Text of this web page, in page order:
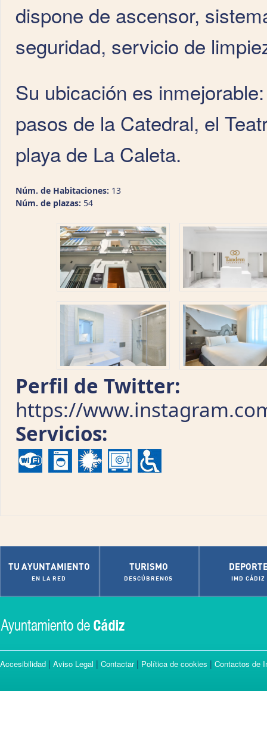
dispone de ascensor,
seguridad, servicio de
Su ubicación es
pasos de la Catedral, el
playa de La Caleta.
Núm. de Habitaciones: 13
Núm. de plazas: 54
Perfil de Twitter:
https://
Servicios:
TU AYUNTAMIENTO
EN LA RED
TURISMO
DESCÚBRENOS IMD CÁDIZ
Accesibilidad | Aviso Legal | Contactar| Política de cookies | Contactos de